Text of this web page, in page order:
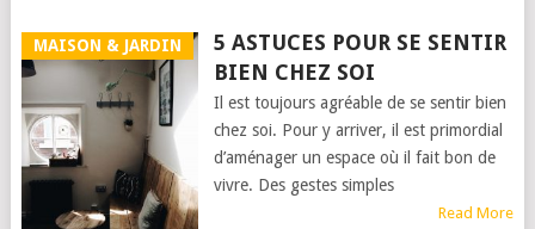
MAISON & JARDIN
5 ASTUCES POUR SE SENTIR
BIEN CHEZ SOI
Il est toujours agréable de se sentir bien
chez soi. Pour y arriver, il est primordial
d’aménager un espace où il fait bon de
vivre. Des gestes simples
Read More